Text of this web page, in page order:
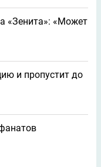
«Зенита»: «Может
и пропустит до